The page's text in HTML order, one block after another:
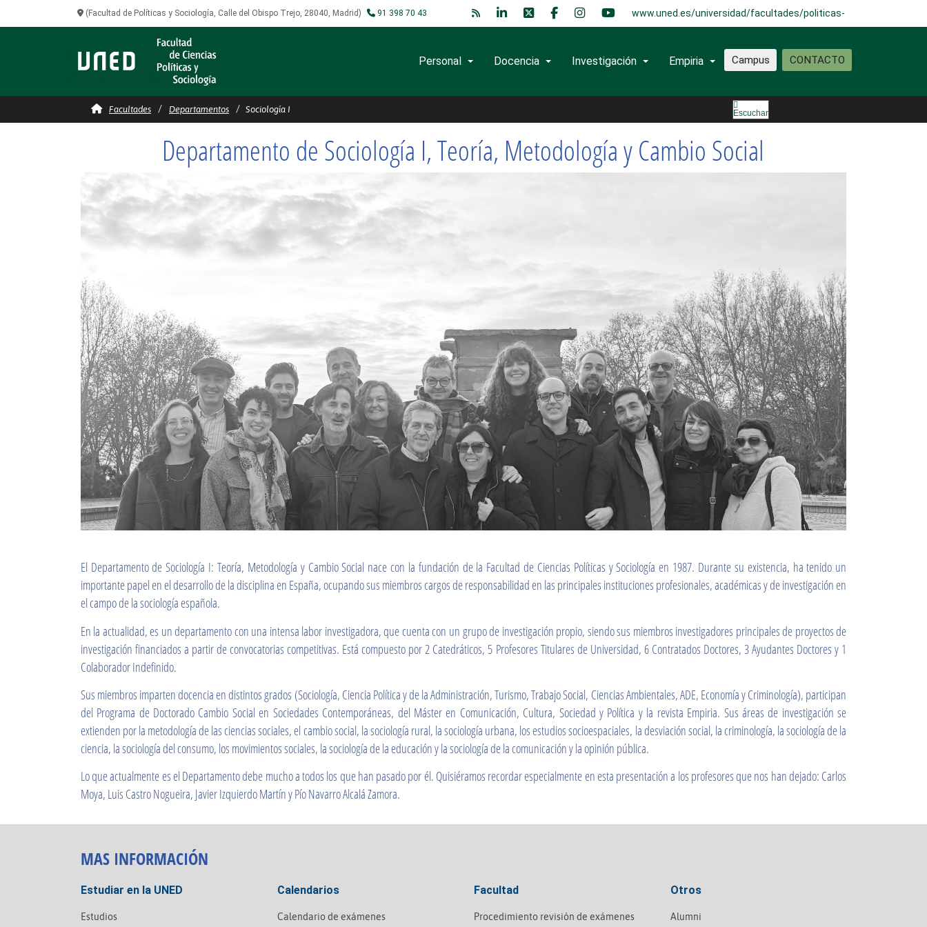
(Facultad de Políticas y Sociología, Calle del Obispo Trejo, 28040, Madrid) 91 398 70 43 www.uned.es/universidad/facultades/politicas-
Campus CONTACTO
Personal Docencia Investigación Empiria
Teoría, Metodología y Cambio Social. (Sociología I)
Facultades Departamentos Sociología I Escuchar
Departamento de Sociología I, Teoría, Metodología y Cambio Social
El Departamento de Sociología I: Teoría, Metodología y Cambio Social nace con la fundación de la Facultad de Ciencias Políticas y Sociología en 1987. Durante su existencia, ha tenido un
importante papel en el desarrollo de la disciplina en España, ocupando sus miembros cargos de responsabilidad en las principales instituciones profesionales, académicas y de investigación en
el campo de la sociología española.
En la actualidad, es un departamento con una intensa labor investigadora, que cuenta con un grupo de investigación propio, siendo sus miembros investigadores principales de proyectos de
investigación financiados a partir de convocatorias competitivas. Está compuesto por 2 Catedráticos, 5 Profesores Titulares de Universidad, 6 Contratados Doctores, 3 Ayudantes Doctores y 1
Colaborador Indefinido.
Sus miembros imparten docencia en distintos grados (Sociología, Ciencia Política y de la Administración, Turismo, Trabajo Social, Ciencias Ambientales, ADE, Economía y Criminología), participan
del Programa de Doctorado Cambio Social en Sociedades Contemporáneas, del Máster en Comunicación, Cultura, Sociedad y Política y la revista Empiria. Sus áreas de investigación se
extienden por la metodología de las ciencias sociales, el cambio social, la sociología rural, la sociología urbana, los estudios socioespaciales, la desviación social, la criminología, la sociología de la
ciencia, la sociología del consumo, los movimientos sociales, la sociología de la educación y la sociología de la comunicación y la opinión pública.
Lo que actualmente es el Departamento debe mucho a todos los que han pasado por él. Quisiéramos recordar especialmente en esta presentación a los profesores que nos han dejado: Carlos
Moya, Luis Castro Nogueira, Javier Izquierdo Martín y Pío Navarro Alcalá Zamora.
MAS INFORMACIÓN
Estudiar en la UNED
Estudios
Calendarios
Calendario de exámenes
Facultad
Procedimiento revisión de exámenes
Otros
Alumni